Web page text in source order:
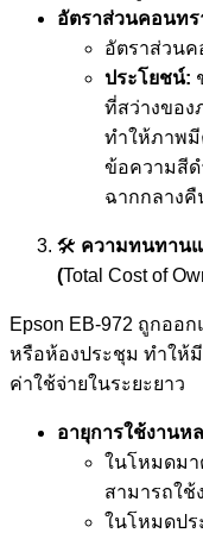
อัตราส่วนคอนทร
อัตราส่วนค
ประโยชน์:
ที่สว่างของ
ทำให้ภาพมี
ข้อความสี
ฉากกลางคื
🛠️ ความทนทานแ
(Total Cost of
Epson EB-972 ถูกออ
หรือห้องประชุม ทำให้
ค่าใช้จ่ายในระยะยาว
อายุการใช้งานห
ในโหมดมา
สามารถใช้
ในโหมดปร